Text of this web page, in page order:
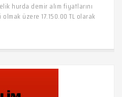
hurda demir alım fiyatlarını
üzere 17.150.00 TL olarak